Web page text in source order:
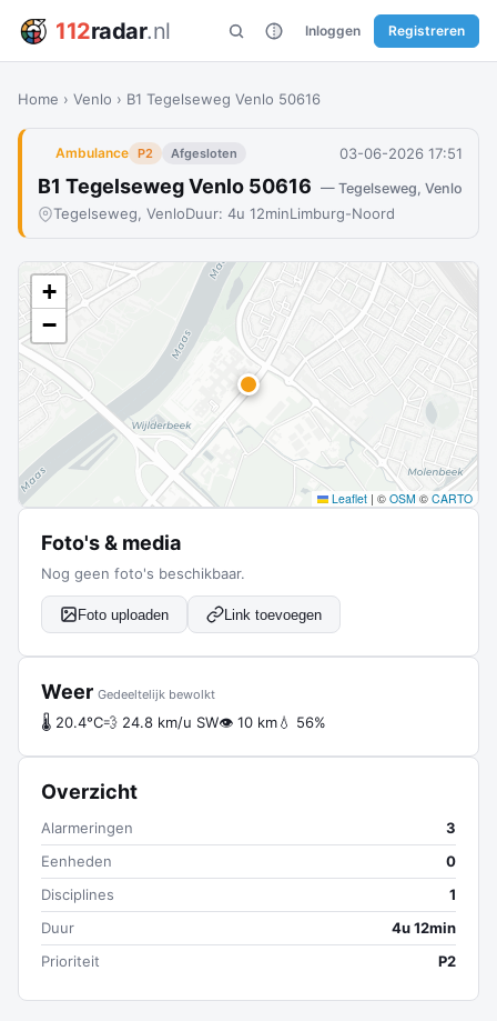
112radar.nl Inloggen Registreren
Home › Venlo › B1 Tegelseweg Venlo 50616
Ambulance P2 Afgesloten 03-06-2026 17:51
B1 Tegelseweg Venlo 50616 — Tegelseweg, Venlo
Tegelseweg, VenloDuur: 4u 12minLimburg-Noord
+
−
Leaflet | © OSM © CARTO
Foto's & media
Nog geen foto's beschikbaar.
Foto uploaden Link toevoegen
Weer Gedeeltelijk bewolkt
🌡 20.4°C💨 24.8 km/u SW👁 10 km💧 56%
Overzicht
Alarmeringen
3
Eenheden
0
Disciplines
1
Duur
4u 12min
Prioriteit
P2